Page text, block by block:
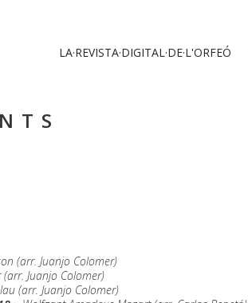
LA·REVISTA·DIGITAL·DE·L'ORFEÓ
(arr. Juanjo Colomer)
Juanjo Colomer)
(arr. Juanjo Colomer)